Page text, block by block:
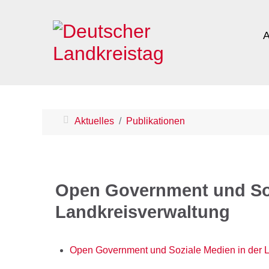
Aktuelles Publikationen
Open Government und
Landkreisverwaltung
Open Government und Soziale Medien in der